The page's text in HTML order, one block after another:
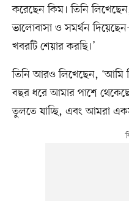
করেছেন কিম। তিনি
ভালোবাসা ও সমর্থন
খবরটি শেয়ার করছি।’
তিনি আরও লিখেছেন, ‘আমি
বছর ধরে আমার পাশে
তুলতে যাচ্ছি, এবং আমরা